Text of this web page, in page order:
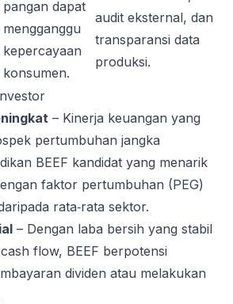
pangan dapat
mengganggu
kepercayaan
konsumen.
audit eksternal, dan
transparansi data
produksi.
– Kinerja keuangan yang
pertumbuhan jangka
BEEF kandidat yang menarik
faktor pertumbuhan (PEG)
rata‑rata sektor.
– Dengan laba bersih yang stabil
flow, BEEF berpotensi
dividen atau melakukan